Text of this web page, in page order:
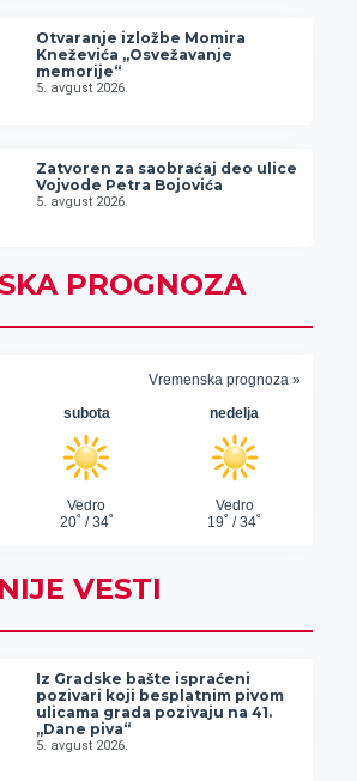
Otvaranje izložbe Momira
Kneževića „Osvežavanje
memorije“
5. avgust 2026.
Zatvoren za saobraćaj deo ulice
Vojvode Petra Bojovića
5. avgust 2026.
PROGNOZA
VESTI
Iz Gradske bašte ispraćeni
pozivari koji besplatnim pivom
ulicama grada pozivaju na 41.
„Dane piva“
5. avgust 2026.